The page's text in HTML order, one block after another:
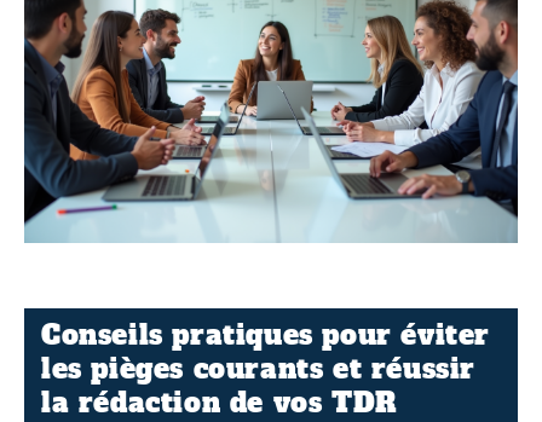
Conseils pratiques pour éviter
les pièges courants et réussir
la rédaction de vos TDR